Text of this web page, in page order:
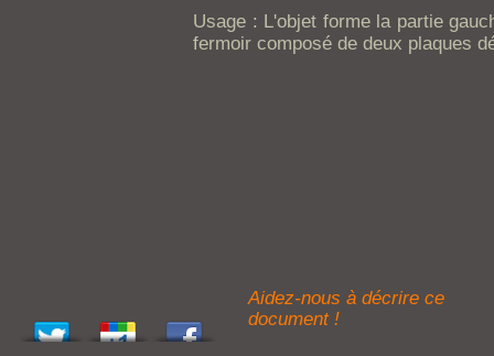
Usage : L'objet forme la partie
fermoir composé de deux plaques
Aidez-nous à décrire ce
document !